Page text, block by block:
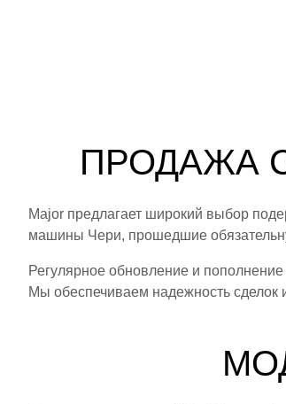
ПРОДАЖА
Major предлагает широкий выбор
машины Чери, прошедшие
Регулярное обновление и
Мы обеспечиваем надежность сделок